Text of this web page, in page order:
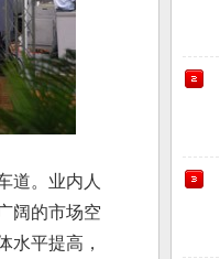
道。业内人
阔的市场空
水平提高，